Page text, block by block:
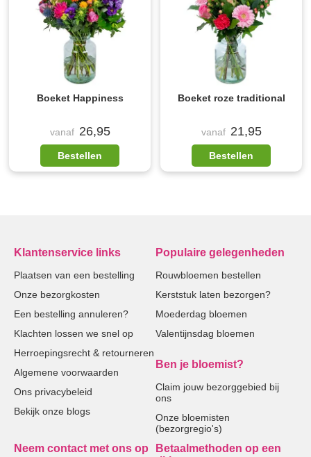
Boeket Happiness
vanaf 26,95
Bestellen
Boeket roze traditional
vanaf 21,95
Bestellen
Klantenservice links
Plaatsen van een bestelling
Onze bezorgkosten
Een bestelling annuleren?
Klachten lossen we snel op
Herroepingsrecht & retourneren
Algemene voorwaarden
Ons privacybeleid
Bekijk onze blogs
Populaire gelegenheden
Rouwbloemen bestellen
Kerststuk laten bezorgen?
Moederdag bloemen
Valentijnsdag bloemen
Ben je bloemist?
Claim jouw bezorggebied bij
ons
Onze bloemisten
(bezorgregio's)
Neem contact met ons op
Betaalmethoden op een